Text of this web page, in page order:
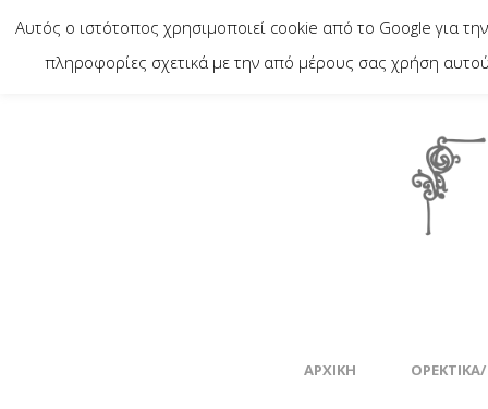
ΑΡΧΙΚΉ
Αυτός ο ιστότοπος χρησιμοποιεί cookie από το Google για
πληροφορίες σχετικά με την από μέρους σας χρήση